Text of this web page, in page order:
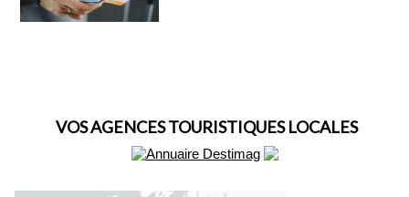
VOS AGENCES TOURISTIQUES LOCALES